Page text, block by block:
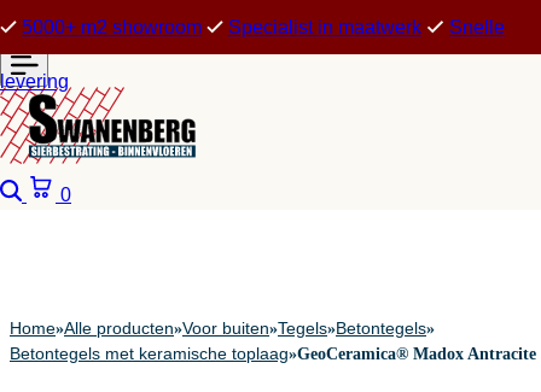
5000+ m2 showroom Specialist in maatwerk Snelle
levering
Zoeken
0
Home»Alle producten»Voor buiten»Tegels»Betontegels»
Betontegels met keramische toplaag»GeoCeramica® Madox Antracite